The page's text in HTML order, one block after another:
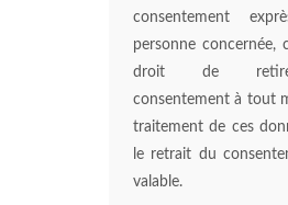
consentement
personne concernée,
droit de
consentement à tout
traitement de ces
le retrait du
valable.